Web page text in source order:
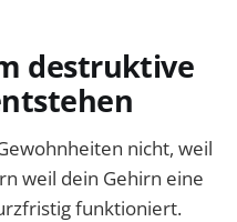
destruktive
nicht, weil
weil dein Gehirn eine
funktioniert.